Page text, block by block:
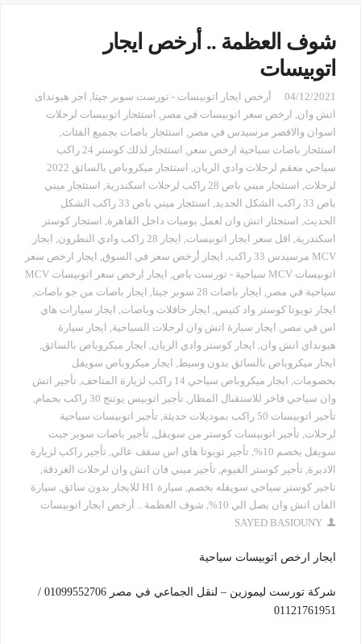
شوف العظمة .. أرخص ايجار
اتوبيسات
04/12/2021 أرخص ايجار اتوبيسات - تورست سوبر جيتا, اجر هيونداى
اتش وان, ارخص سعر اتوبيسات في مصر , استئجار اتوبيسات لرحلات
اسوان والاقصر مرسيدس في مصر , استئجار باصات بجميع الفئات,
استئجار باصات سياحية ارخص سعر ,
استئجار لذلك كوستر 24 راكب
سياحي معقم لرحلات وادي الريان,
استئجار ميكروباص بالسائق 2022
لرحلات, استئجار ميني باص 28 راكب لرحلات اسكندرية , استئجار ميني
باص 33 راكب الشكل الجديد
,
استئجار ميني باص 33 راكب الشكل
الحديث, استجئار اتش وان لعمل يوميات داخل القاهرة, استجار كوستر
اسكندرية, اقل سعر ايجار اتوبيسات, ايجار 28 راكب وادي النطرون , ايجار
MCV مرسيدس 33 راكب
, ايجار أرخص سعر في السوق, ايجار ارخص سعر
اتوبيسات MCV سياحية - تورست باص
,
ايجار ارخص سعر اتوبيسات MCV
سياحية في مصر , ايجار باصات 28 سوبر جيتا , ايجار باصات من جو باصات,
ايجار تويوتا كوستر واد كنيس, ايجار حافلات وباصات, ايجار سيارات هاي
اس في مصر , ايجار سيارة اتش وان لرحلات السياحية, ايجار سيارة
هيونداي اتش وان, ايجار كوستر وادي الريان, ايجار ميكروباص بالسائق,
ايجار ميكروباص بالسائق بدون وسيط, ايجار ميكروباص سويفل
بخصومات, ايجار ميكروباص سياحي 14 راكب لزيارة المتاحف , تأجير اتش
وان سياحي فاخر للاستقبال المطار , تأجير اتوبيس يوتنج 30 راكب بحمام
,
تأجير اتوبيسات 50 راكب بموديلات حديثة
, تأجير اتوبيسات سياحية
لرحلات, تأجير اتوبيسات كوستر من سويفل, تأجير باصات سوبر جيت
سويفل بخصم 10%
, تأجير تويوتا هاي اس سقف عالي, تأجير راكب لزيارة
الاديرة, تأجير كوستر الفيوم, تأجير ميني فان اتش وان لرحلات الغردقة,
تاجير كوستر سياحي سويفله بخصم, سيارة H1 للايجار بدون سائق , سيارة
الفان اتش وان يصل الي 10%
, شوف العظمة .. أرخص ايجار اتوبيسات
SAYED BASIOUNY
ايجار ارخص اتوبيسات سياحية
شركة تورست ليموزين – لنقل الجماعي في مصر 01099552706 /
01121761951